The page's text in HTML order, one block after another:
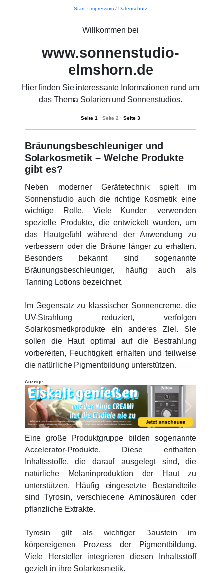
Start · Impressum / Datenschutz
Willkommen bei
www.sonnenstudio-
elmshorn.de
Hier finden Sie interessante Informationen rund um
das Thema Solarien und Sonnenstudios.
Seite 1 · Seite 2 · Seite 3
Bräunungsbeschleuniger und
Solarkosmetik – Welche Produkte
gibt es?
Neben moderner Gerätetechnik spielt im
Sonnenstudio auch die richtige Kosmetik eine
wichtige Rolle. Viele Kunden verwenden
spezielle Produkte, die entwickelt wurden, um
das Hautgefühl während der Anwendung zu
verbessern oder die Bräune länger zu erhalten.
Besonders bekannt sind sogenannte
Bräunungsbeschleuniger, häufig auch als
Tanning Lotions bezeichnet.
Im Gegensatz zu klassischer Sonnencreme, die
UV-Strahlung reduziert, verfolgen
Solarkosmetikprodukte ein anderes Ziel. Sie
sollen die Haut optimal auf die Bestrahlung
vorbereiten, Feuchtigkeit erhalten und teilweise
die natürliche Pigmentbildung unterstützen.
Anzeige
Previous Next
Eine große Produktgruppe bilden sogenannte
Accelerator-Produkte. Diese enthalten
Inhaltsstoffe, die darauf ausgelegt sind, die
natürliche Melaninproduktion der Haut zu
unterstützen. Häufig eingesetzte Bestandteile
sind Tyrosin, verschiedene Aminosäuren oder
pflanzliche Extrakte.
Tyrosin gilt als wichtiger Baustein im
körpereigenen Prozess der Pigmentbildung.
Viele Hersteller integrieren diesen Inhaltsstoff
gezielt in ihre Solarkosmetik.